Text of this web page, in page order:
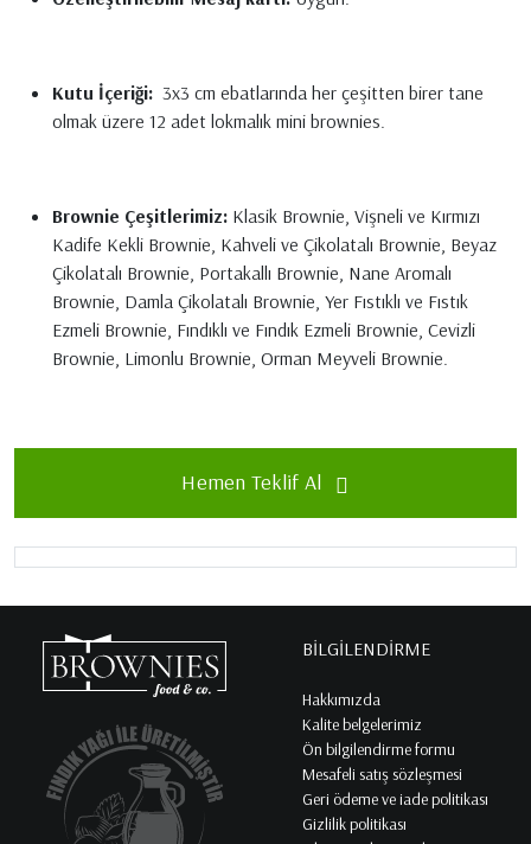
Kutu İçeriği: 3x3 cm ebatlarında her çeşitten birer tane
olmak üzere 12 adet lokmalık mini brownies.
Brownie Çeşitlerimiz: Klasik Brownie, Vişneli ve Kırmızı
Kadife Kekli Brownie, Kahveli ve Çikolatalı Brownie, Beyaz
Çikolatalı Brownie, Portakallı Brownie, Nane Aromalı
Brownie, Damla Çikolatalı Brownie, Yer Fıstıklı ve Fıstık
Ezmeli Brownie, Fındıklı ve Fındık Ezmeli Brownie, Cevizli
Brownie, Limonlu Brownie, Orman Meyveli Brownie.
Hemen Teklif Al
BİLGİLENDİRME
Hakkımızda
Kalite belgelerimiz
Ön bilgilendirme formu
Mesafeli satış sözleşmesi
Geri ödeme ve iade politikası
Gizlilik politikası